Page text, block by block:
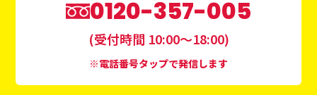
0120-357-005
(受付時間 10:00〜18:00)
※電話番号タップで発信します